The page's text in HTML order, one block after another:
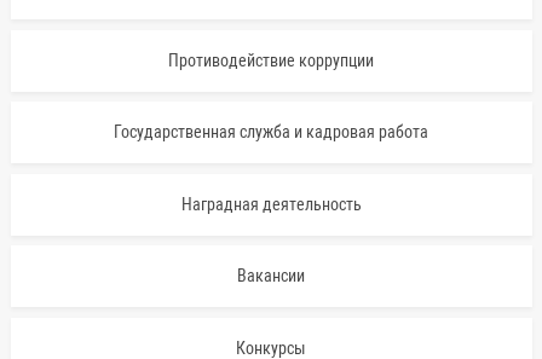
Противодействие коррупции
Государственная служба и кадровая работа
Наградная деятельность
Вакансии
Конкурсы